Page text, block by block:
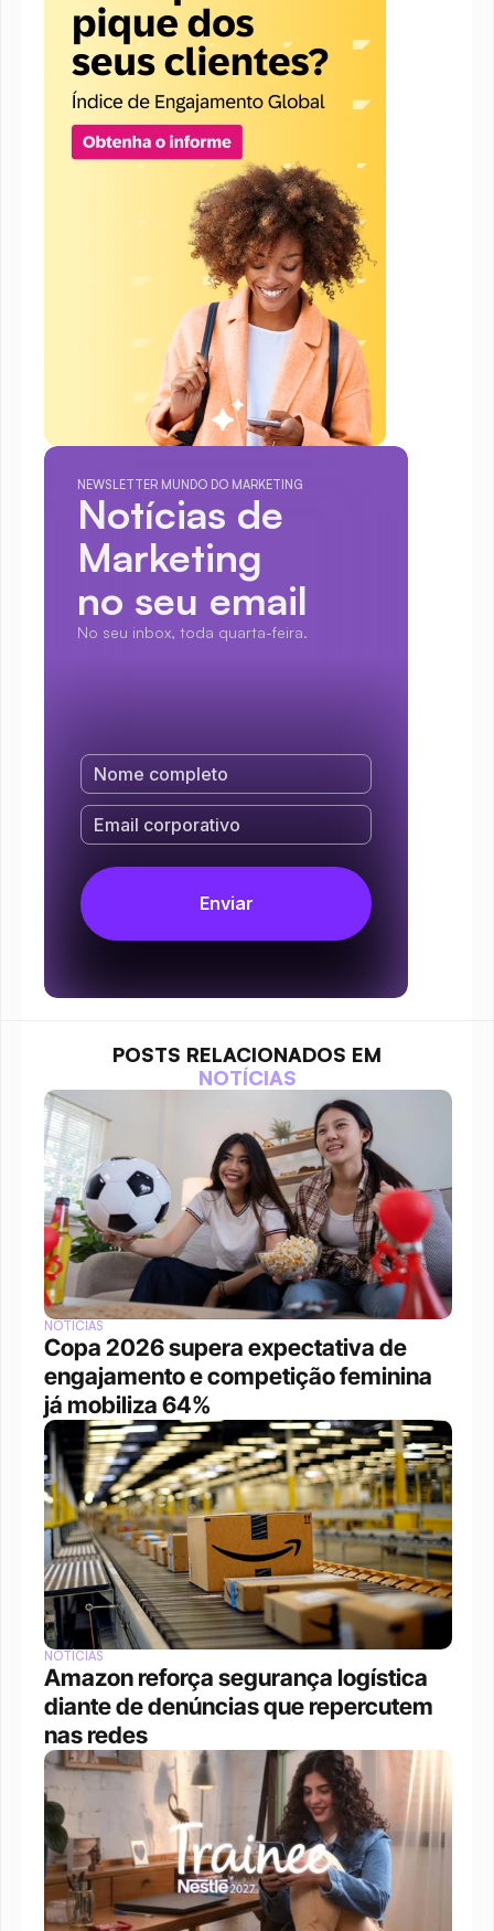
NEWSLETTER MUNDO DO MARKETING
Notícias de
Marketing
no seu email
No seu inbox, toda quarta-feira.
POSTS RELACIONADOS EM
NOTÍCIAS
NOTÍCIAS
Copa 2026 supera expectativa de
engajamento e competição feminina
já mobiliza 64%
NOTÍCIAS
Amazon reforça segurança logística
diante de denúncias que repercutem
nas redes